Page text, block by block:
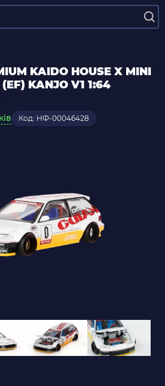
KAIDO HOUSE X MINI
KANJO V1 1:64
Код: НФ-00046428